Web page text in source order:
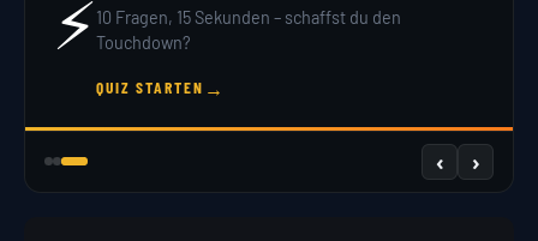
⚡10 Fragen, 15 Sekunden – schaffst du den
Touchdown?
QUIZ STARTEN →
‹ ›